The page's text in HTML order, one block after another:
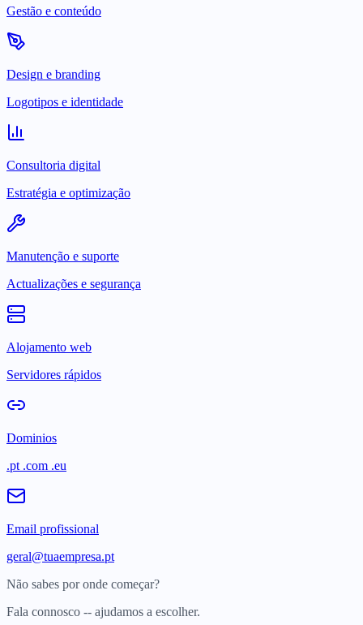
Gestão e conteúdo
Design e branding
Logotipos e identidade
Consultoria digital
Estratégia e optimização
Manutenção e suporte
Actualizações e segurança
Alojamento web
Servidores rápidos
Dominios
.pt .com .eu
Email profissional
geral@tuaempresa.pt
Não sabes por onde começar?
Fala connosco -- ajudamos a escolher.